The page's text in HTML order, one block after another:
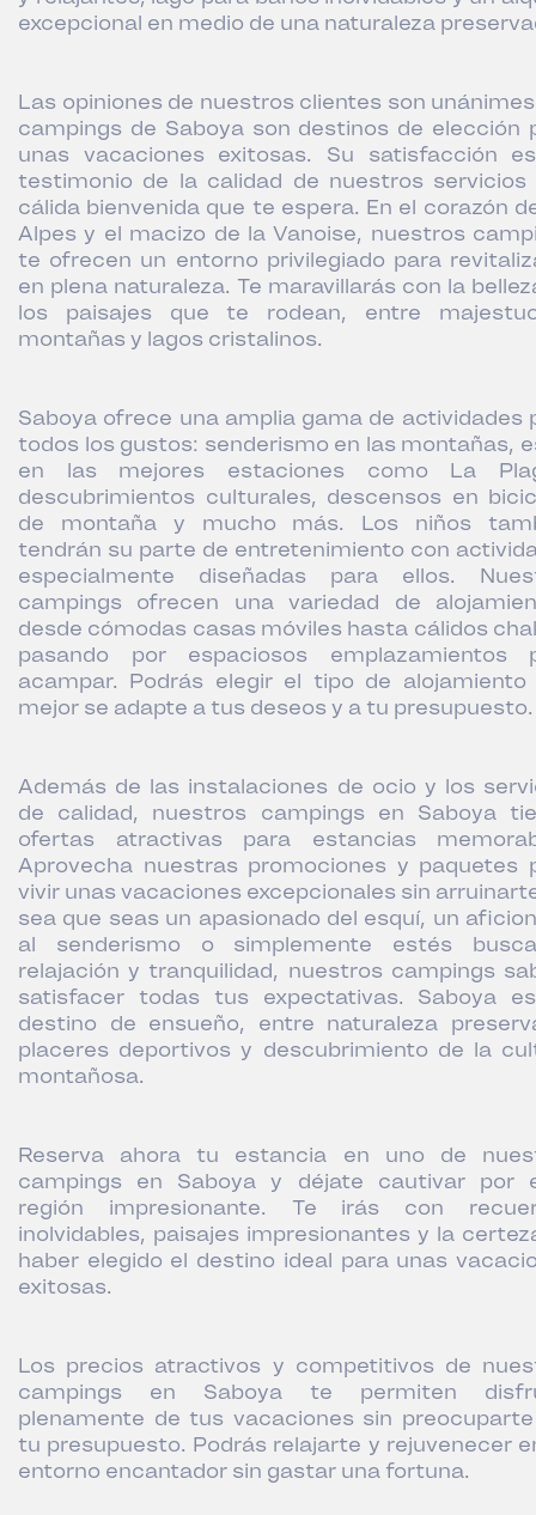
excepcional en medio de una naturaleza
Las opiniones de nuestros clientes son
campings de Saboya son destinos de elección
unas vacaciones exitosas. Su satisfacción
testimonio de la calidad de nuestros servicios
cálida bienvenida que te espera. En el corazón
Alpes y el macizo de la Vanoise, nuestros
te ofrecen un entorno privilegiado para
en plena naturaleza. Te maravillarás con la
los paisajes que te rodean, entre
montañas y lagos cristalinos.
Saboya ofrece una amplia gama de actividades
todos los gustos: senderismo en las montañas,
en las mejores estaciones como La
descubrimientos culturales, descensos en
de montaña y mucho más. Los niños
tendrán su parte de entretenimiento con
especialmente diseñadas para ellos.
campings ofrecen una variedad de
desde cómodas casas móviles hasta cálidos
pasando por espaciosos emplazamientos
acampar. Podrás elegir el tipo de alojamiento
mejor se adapte a tus deseos y a tu presupuesto.
Además de las instalaciones de ocio y los
de calidad, nuestros campings en Saboya
ofertas atractivas para estancias
Aprovecha nuestras promociones y paquetes
vivir unas vacaciones excepcionales sin
sea que seas un apasionado del esquí, un
al senderismo o simplemente estés
relajación y tranquilidad, nuestros campings
satisfacer todas tus expectativas. Saboya
destino de ensueño, entre naturaleza
placeres deportivos y descubrimiento de la
montañosa.
Reserva ahora tu estancia en uno de
campings en Saboya y déjate cautivar por
región impresionante. Te irás con
inolvidables, paisajes impresionantes y la
haber elegido el destino ideal para unas
exitosas.
Los precios atractivos y competitivos de
campings en Saboya te permiten
plenamente de tus vacaciones sin
tu presupuesto. Podrás relajarte y rejuvenecer
entorno encantador sin gastar una fortuna.